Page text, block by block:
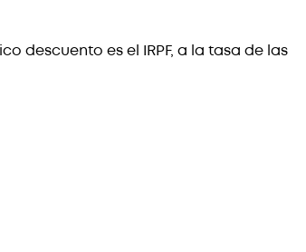
descuento es el IRPF, a la tasa de las